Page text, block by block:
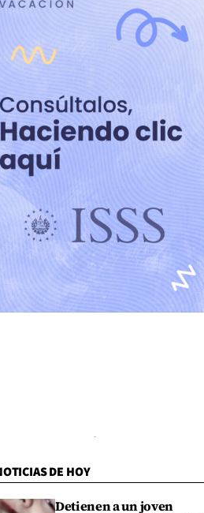
DE HOY
Detienen a un joven